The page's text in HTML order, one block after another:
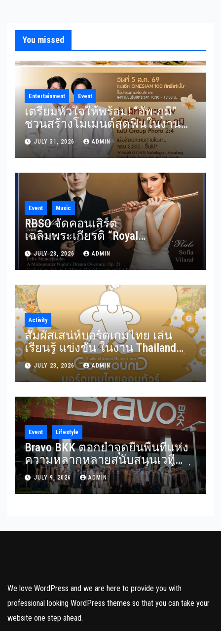
You missed
Entertainment Event
เตรียมหัวใจให้พร้อม! “อัพ-ภูมิ”
ชวนสร้างโมเมนต์สุดฟินในงาน
“THE SCENT OF SIAM” ลุ้น Group
Shot แบบใกล้ชิด 5 สิงหาคมนี้
JULY 31, 2026 ADMIN
Event Music
RBSO จัดคอนเสิร์ต
เฉลิมพระเกียรติ “Royal
Benevolence” รวมบทประพันธ์
อมตะจาก Mendelssohn และ
Rimsky-Korsakov 31 กรกฎาคมนี้
JULY 28, 2026 ADMIN
Activity
สัมผัสเสน่ห์บอร์ดเกมไทย เล่น
เรียนรู้ แข่งขัน ในงาน Thailand
Board Game Show Go arounD บอร์ด
เกมไทยออนทัวร์ วันที่ 24-26
กรกฎาคม 2569 ณ ICS Lifestyle
Complex
JULY 23, 2026 ADMIN
Event Lifestyle
Bravo BKK ตอกย้ำจุดยืนพื้นที่แห่ง
ความหลากหลายสนับสนุนเวที
Mister Gay Thailand 2026 เปิดพื้นที่
ส่งต่อแรงบันดาลใจและความเท่า
เทียมสู่สังคม
JULY 9, 2026 ADMIN
We love WordPress and we are here to provide you with
professional looking WordPress themes so that you can take your
website one step ahead.